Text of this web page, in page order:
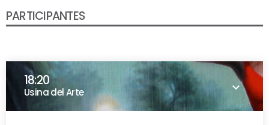
PARTICIPANTES
18:20
Usina del Arte keyboard_arrow_down